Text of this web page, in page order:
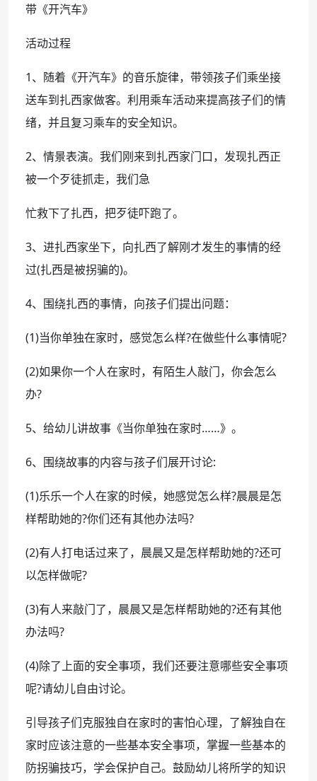
带《开汽车》
活动过程
1、随着《开汽车》的音乐旋律，带领孩子们乘坐接
送车到扎西家做客。利用乘车活动来提高孩子们的情
绪，并且复习乘车的安全知识。
2、情景表演。我们刚来到扎西家门口，发现扎西正
被一个歹徒抓走，我们急
忙救下了扎西，把歹徒吓跑了。
3、进扎西家坐下，向扎西了解刚才发生的事情的经
过(扎西是被拐骗的)。
4、围绕扎西的事情，向孩子们提出问题：
(1)当你单独在家时，感觉怎么样?在做些什么事情呢?
(2)如果你一个人在家时，有陌生人敲门，你会怎么
办?
5、给幼儿讲故事《当你单独在家时……》。
6、围绕故事的内容与孩子们展开讨论:
(1)乐乐一个人在家的时候，她感觉怎么样?晨晨是怎
样帮助她的?你们还有其他办法吗?
(2)有人打电话过来了，晨晨又是怎样帮助她的?还可
以怎样做呢?
(3)有人来敲门了，晨晨又是怎样帮助她的?还有其他
办法吗?
(4)除了上面的安全事项，我们还要注意哪些安全事项
呢?请幼儿自由讨论。
引导孩子们克服独自在家时的害怕心理，了解独自在
家时应该注意的一些基本安全事项，掌握一些基本的
防拐骗技巧，学会保护自己。鼓励幼儿将所学的知识